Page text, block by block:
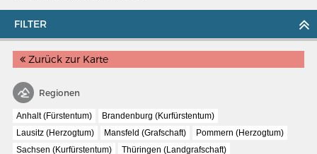
MERIAN'S GERMANY 1642 - 1654
Interaktive Karte
Image gallery
Imprint
FILTER
Zurück zur Karte
Regionen
Anhalt (Fürstentum)
Brandenburg (Kurfürstentum)
Lausitz (Herzogtum)
Mansfeld (Grafschaft)
Pommern (Herzogtum)
Sachsen (Kurfürstentum)
Thüringen (Landgrafschaft)